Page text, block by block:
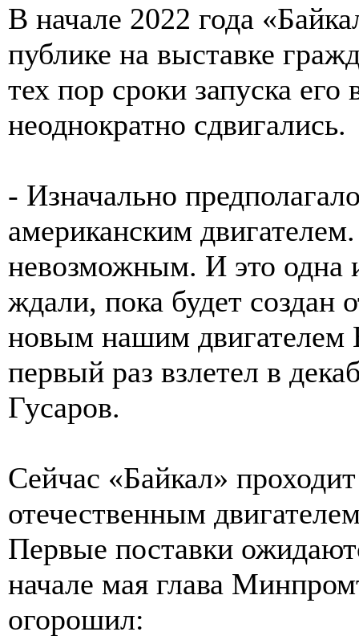
В начале 2022 года
публике на выставке
тех пор сроки запуска его
неоднократно сдвигались.
- Изначально
американским
невозможным. И это одна
ждали, пока будет создан
новым нашим двигателем
первый раз взлетел в
Гусаров.
Сейчас «Байкал»
отечественным
Первые поставки
начале мая глава
огорошил: